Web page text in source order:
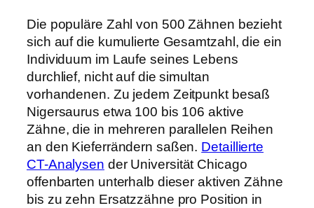
Die populäre Zahl von 500 Zähnen bezieht
sich auf die kumulierte Gesamtzahl, die ein
Individuum im Laufe seines Lebens
durchlief, nicht auf die simultan
vorhandenen. Zu jedem Zeitpunkt besaß
Nigersaurus etwa 100 bis 106 aktive
Zähne, die in mehreren parallelen Reihen
an den Kieferrändern saßen. Detaillierte
CT-Analysen der Universität Chicago
offenbarten unterhalb dieser aktiven Zähne
bis zu zehn Ersatzzähne pro Position in